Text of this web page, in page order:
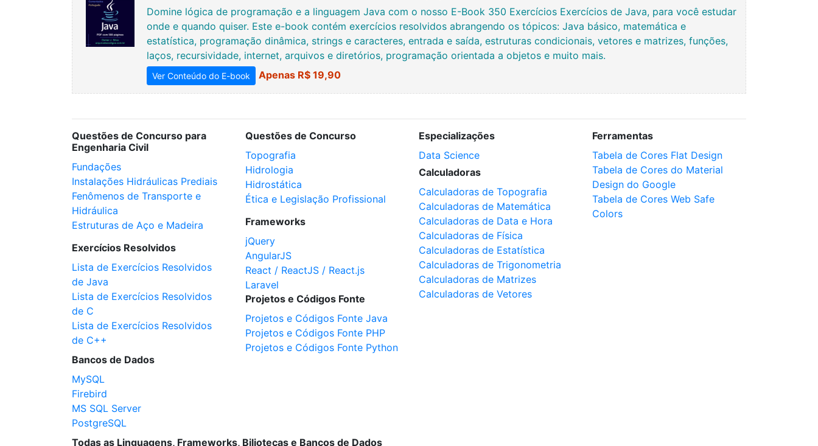
Domine lógica de programação e a linguagem Java com o nosso E-Book 350 Exercícios Exercícios de Java, para você estudar
onde e quando quiser. Este e-book contém exercícios resolvidos abrangendo os tópicos: Java básico, matemática e
estatística, programação dinâmica, strings e caracteres, entrada e saída, estruturas condicionais, vetores e matrizes, funções,
laços, recursividade, internet, arquivos e diretórios, programação orientada a objetos e muito mais.
Ver Conteúdo do E-book Apenas R$ 19,90
Questões de Concurso para
Engenharia Civil
Fundações
Instalações Hidráulicas Prediais
Fenômenos de Transporte e
Hidráulica
Estruturas de Aço e Madeira
Exercícios Resolvidos
Lista de Exercícios Resolvidos
de Java
Lista de Exercícios Resolvidos
de C
Lista de Exercícios Resolvidos
de C++
Bancos de Dados
MySQL
Firebird
MS SQL Server
PostgreSQL
Questões de Concurso
Topografia
Hidrologia
Hidrostática
Ética e Legislação Profissional
Frameworks
jQuery
AngularJS
React / ReactJS / React.js
Laravel
Projetos e Códigos Fonte
Projetos e Códigos Fonte Java
Projetos e Códigos Fonte PHP
Projetos e Códigos Fonte Python
Especializações
Data Science
Calculadoras
Calculadoras de Topografia
Calculadoras de Matemática
Calculadoras de Data e Hora
Calculadoras de Física
Calculadoras de Estatística
Calculadoras de Trigonometria
Calculadoras de Matrizes
Calculadoras de Vetores
Ferramentas
Tabela de Cores Flat Design
Tabela de Cores do Material
Design do Google
Tabela de Cores Web Safe
Colors
Todas as Linguagens, Frameworks, Biliotecas e Bancos de Dados